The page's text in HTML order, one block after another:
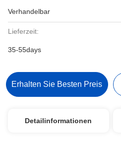
Verhandelbar
Lieferzeit:
35-55days
Erhalten Sie Besten Preis
Detailinformationen